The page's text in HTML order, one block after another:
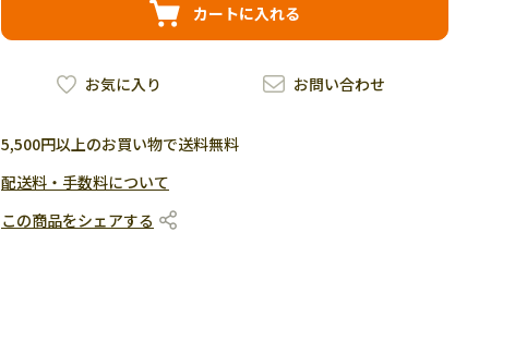
カートに入れる
お問い合わせ
お気に入り
5,500円以上のお買い物で送料無料
配送料・手数料について
この商品をシェアする